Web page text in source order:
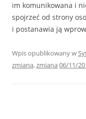
im komunikowana i
spojrzeć od strony
i postanawia ją
Wpis opublikowany w
zmianą,zmiana06/11/